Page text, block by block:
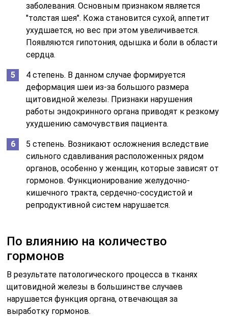
заболевания. Основным признаком является
"толстая шея". Кожа становится сухой, аппетит
ухудшается, но вес при этом увеличивается.
Появляются гипотония, одышка и боли в области
сердца.
4 степень. В данном случае формируется
деформация шеи из-за большого размера
щитовидной железы. Признаки нарушения
работы эндокринного органа приводят к резкому
ухудшению самочувствия пациента.
5 степень. Возникают осложнения вследствие
сильного сдавливания расположенных рядом
органов, особенно у женщин, которые зависят от
гормонов. Функционирование желудочно-
кишечного тракта, сердечно-сосудистой и
репродуктивной систем нарушается.
По влиянию на количество
гормонов
В результате патологического процесса в тканях
щитовидной железы в большинстве случаев
нарушается функция органа, отвечающая за
выработку гормонов.